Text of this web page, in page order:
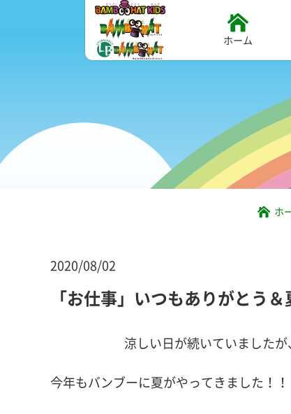
ホーム
ホ
2020/08/02
「お仕事」いつもありがとう
涼しい日が続いていました
今年もバンブーに夏がやってきました！！